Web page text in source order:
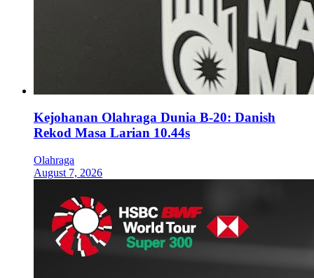
Kejohanan Olahraga Dunia B-20: Danish
Rekod Masa Larian 10.44s
Olahraga
August 7, 2026